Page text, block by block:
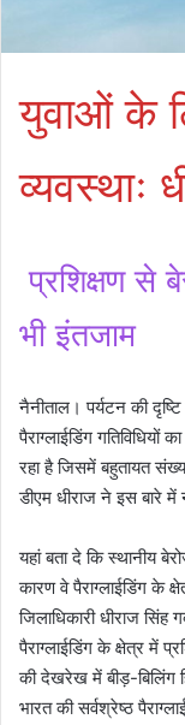
युवाओं के
व्यवस्थाः
प्रशिक्षण से
भी इंतजाम
नैनीताल। पर्यटन की
पैराग्लाईडिंग गतिविधियों
रहा है जिसमें बहुतायत
डीएम धीराज ने इस बारे
यहां बता दे कि स्थानीय
कारण वे पैराग्लाईडिंग के
जिलाधिकारी धीराज
पैराग्लाईडिंग के क्षेत्र में
की देखरेख में बीड़-बिलिंग
भारत की सर्वश्रेष्ठ